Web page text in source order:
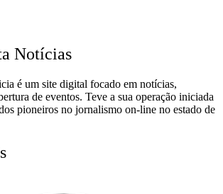
Notícias
é um site digital focado em notícias,
de eventos. Teve a sua operação iniciada
pioneiros no jornalismo on-line no estado de